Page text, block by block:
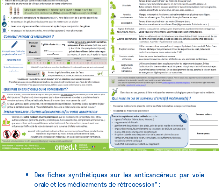
Des fiches synthétiques sur les anticancéreux par voie
orale et les médicaments de rétrocession* :